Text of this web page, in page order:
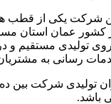
شرکت یکی از قطب
رسانی به
تولیدی شرکت بین
باشد.